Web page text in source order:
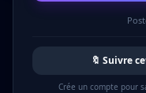
🔖 Suivre
Crée un compte pour